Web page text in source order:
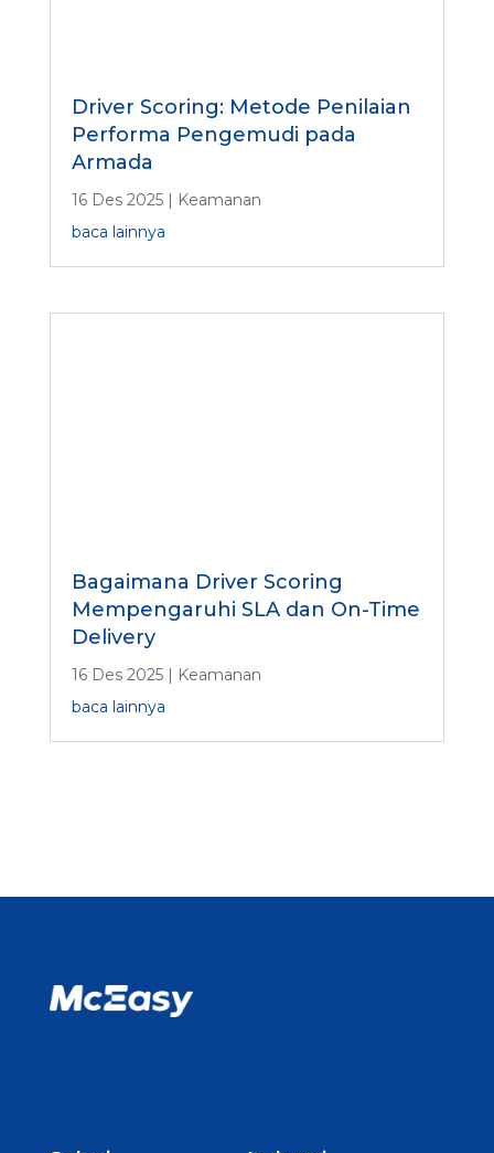
Driver Scoring: Metode Penilaian
Performa Pengemudi pada
Armada
16 Des 2025| Keamanan
baca lainnya
Bagaimana Driver Scoring
Mempengaruhi SLA dan On-Time
Delivery
16 Des 2025| Keamanan
baca lainnya